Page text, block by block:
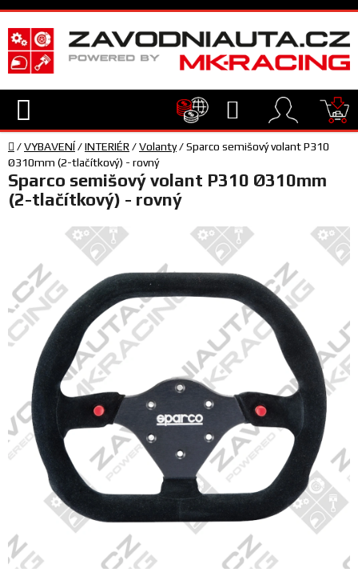
Přejít
na
obsah
Hledat
TECHNIKA
VYBAVENÍ
TÝM
A
SERVIS
FANOUŠCI
Profil
firmy
Obchodní
podmínky
Doprava
Domů
/VYBAVENÍ/INTERIÉR /Volanty/Sparco semišový volant P310
Ø310mm (2-tlačítkový) - rovný
Sparco semišový volant P310 Ø310mm
(2-tlačítkový) - rovný